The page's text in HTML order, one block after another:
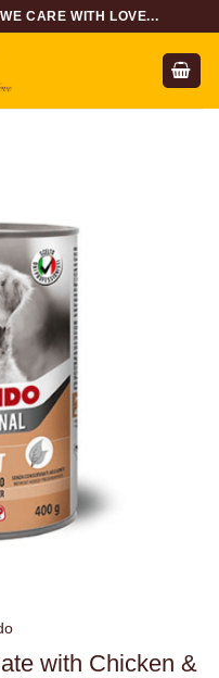
CARE WITH LOVE...
with Chicken &